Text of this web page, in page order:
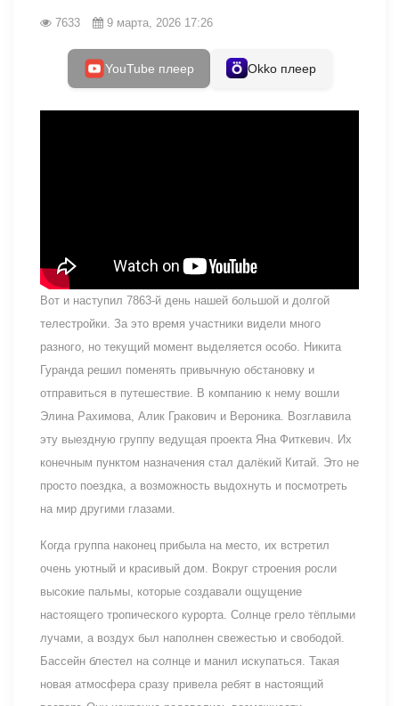
7633 9 марта, 2026 17:26
YouTube плеер Okko плеер
Вот и наступил 7863-й день нашей большой и долгой
телестройки. За это время участники видели много
разного, но текущий момент выделяется особо. Никита
Гуранда решил поменять привычную обстановку и
отправиться в путешествие. В компанию к нему вошли
Элина Рахимова, Алик Гракович и Вероника. Возглавила
эту выездную группу ведущая проекта Яна Фиткевич. Их
конечным пунктом назначения стал далёкий Китай. Это не
просто поездка, а возможность выдохнуть и посмотреть
на мир другими глазами.
Когда группа наконец прибыла на место, их встретил
очень уютный и красивый дом. Вокруг строения росли
высокие пальмы, которые создавали ощущение
настоящего тропического курорта. Солнце грело тёплыми
лучами, а воздух был наполнен свежестью и свободой.
Бассейн блестел на солнце и манил искупаться. Такая
новая атмосфера сразу привела ребят в настоящий